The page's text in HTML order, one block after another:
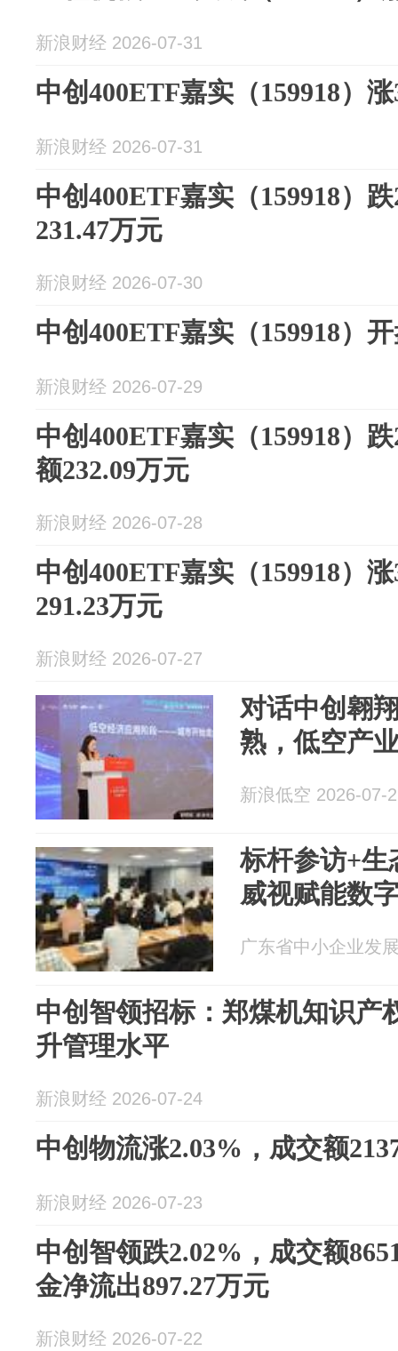
新浪财经 2026-07-31
中创400ETF嘉实（159918）
新浪财经 2026-07-31
中创400ETF嘉实（159918）
231.47万元
新浪财经 2026-07-30
中创400ETF嘉实（159918）
新浪财经 2026-07-29
中创400ETF嘉实（159918）
额232.09万元
新浪财经 2026-07-28
中创400ETF嘉实（159918）
291.23万元
新浪财经 2026-07-27
对话中创翱
熟，低空产
新浪低空 2026-07-
标杆参访+生
威视赋能数
广东省中小企业发
中创智领招标：郑煤机知识产
升管理水平
新浪财经 2026-07-24
中创物流涨2.03%，成交额
新浪财经 2026-07-23
中创智领跌2.02%，成交额
金净流出897.27万元
新浪财经 2026-07-22